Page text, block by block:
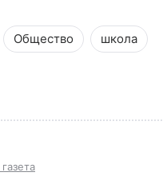
Общество школа